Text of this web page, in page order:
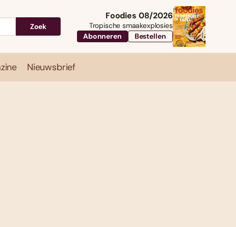
Zoek
Foodies 08/2026
Tropische smaakexplosies
Abonneren
Bestellen
Nieuwsbrief